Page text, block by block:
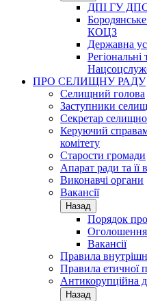
ДПІ ГУ ДПС
Бородянське
КОЦЗ
Державна
Регіональні
ПРО СЕЛИЩНУ РАДУ
Селищний голова
Заступники
Секретар
Керуючий
комітету
Старости громади
Апарат ради та її
Виконавчі органи
Вакансії
Назад
Порядок
Оголошення
Вакансії
Правила
Правила етичної
Антикорупційна
Назад